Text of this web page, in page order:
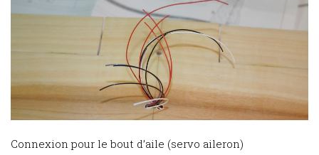
Connexion pour le bout d’aile (servo aileron)